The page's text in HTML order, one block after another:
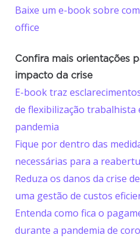
Baixe um e-book sobre
office
Confira mais orientações
impacto da crise
E-book traz
de flexibilização trabalhista
pandemia
Fique por dentro das
necessárias para a
Reduza os danos da crise
uma gestão de custos
Entenda como fica o
durante a pandemia de